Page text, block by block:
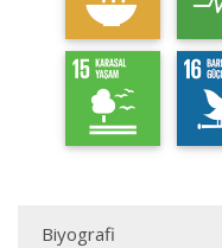
Biyografi